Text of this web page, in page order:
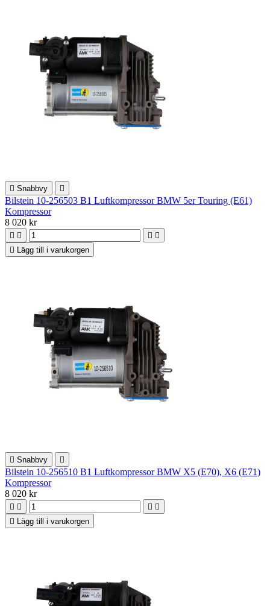
 Snabbvy 
Bilstein 10-256503 B1 Luftkompressor BMW 5er Touring (E61)
Kompressor
8 020 kr
   

Lägg till i varukorgen
 Snabbvy 
Bilstein 10-256510 B1 Luftkompressor BMW X5 (E70), X6 (E71)
Kompressor
8 020 kr
   

Lägg till i varukorgen